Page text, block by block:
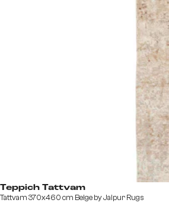
Teppich Tattvam
Tattvam 370x460 cm Beige by Jaipur Rugs